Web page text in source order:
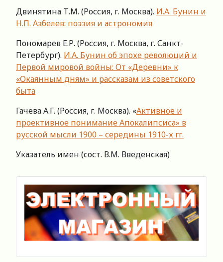
Двинятина Т.М. (Россия, г. Москва). И.А. Бунин и
Н.П. Азбелев: поэзия и астрономия
Пономарев Е.Р. (Россия, г. Москва, г. Санкт-
Петербург). И.А. Бунин об эпохе революций и
Первой мировой войны: От «Деревни» к
«Окаянным дням» и рассказам из советского
быта
Гачева А.Г. (Россия, г. Москва). «Активное и
проективное понимание Апокалипсиса» в
русской мысли 1900 – середины 1910-х гг.
Указатель имен (сост. В.М. Введенская)